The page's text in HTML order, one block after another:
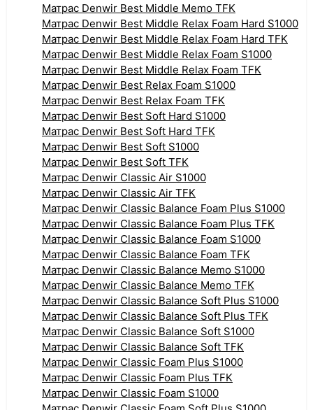
Матрас Denwir Best Middle Memo TFK
Матрас Denwir Best Middle Relax Foam Hard S1000
Матрас Denwir Best Middle Relax Foam Hard TFK
Матрас Denwir Best Middle Relax Foam S1000
Матрас Denwir Best Middle Relax Foam TFK
Матрас Denwir Best Relax Foam S1000
Матрас Denwir Best Relax Foam TFK
Матрас Denwir Best Soft Hard S1000
Матрас Denwir Best Soft Hard TFK
Матрас Denwir Best Soft S1000
Матрас Denwir Best Soft TFK
Матрас Denwir Classic Air S1000
Матрас Denwir Classic Air TFK
Матрас Denwir Classic Balance Foam Plus S1000
Матрас Denwir Classic Balance Foam Plus TFK
Матрас Denwir Classic Balance Foam S1000
Матрас Denwir Classic Balance Foam TFK
Матрас Denwir Classic Balance Memo S1000
Матрас Denwir Classic Balance Memo TFK
Матрас Denwir Classic Balance Soft Plus S1000
Матрас Denwir Classic Balance Soft Plus TFK
Матрас Denwir Classic Balance Soft S1000
Матрас Denwir Classic Balance Soft TFK
Матрас Denwir Classic Foam Plus S1000
Матрас Denwir Classic Foam Plus TFK
Матрас Denwir Classic Foam S1000